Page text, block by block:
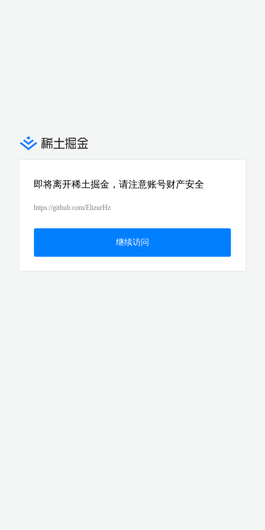
即将离开稀土掘金，请注意账号财产安全
https://github.com/ElizurHz
继续访问